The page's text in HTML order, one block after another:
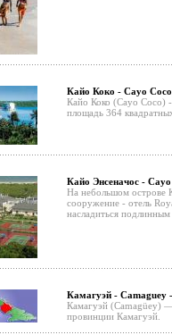
Кайо Коко - Cayo
Кайо Коко (Cayo Coco)
площадь 364
Кайо Энсеначос -
На небольшом острове
сооружение - отель
насладиться
Камагуэй - Camaguey
Камагуэй (Camagüey)
провинции Камагуэй.